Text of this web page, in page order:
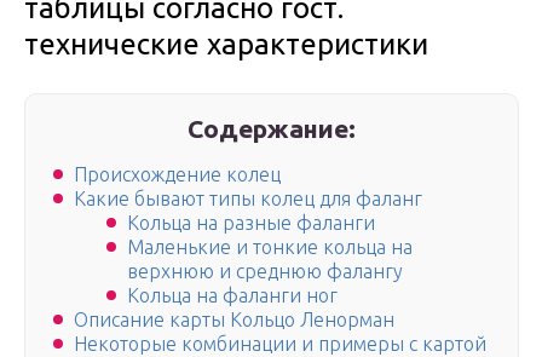
таблицы согласно гост.
технические характеристики
Содержание:
Происхождение колец
Какие бывают типы колец для фаланг
Кольца на разные фаланги
Маленькие и тонкие кольца на
верхнюю и среднюю фалангу
Кольца на фаланги ног
Описание карты Кольцо Ленорман
Некоторые комбинации и примеры с картой